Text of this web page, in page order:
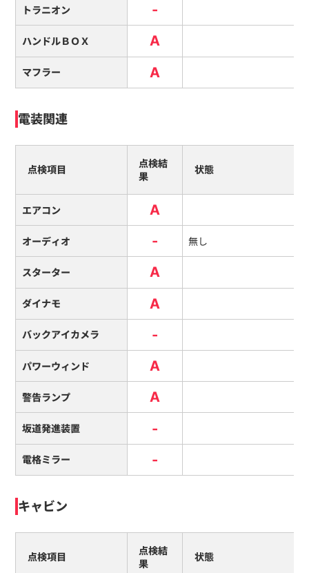
トラニオン -
ハンドルＢＯＸ A
マフラー A
電装関連
点検項目
点検結
果
状態
エアコン A
オーディオ - 無し
スターター A
ダイナモ A
バックアイカメラ -
パワーウィンド A
警告ランプ A
坂道発進装置 -
電格ミラー -
キャビン
点検項目
点検結
果
状態